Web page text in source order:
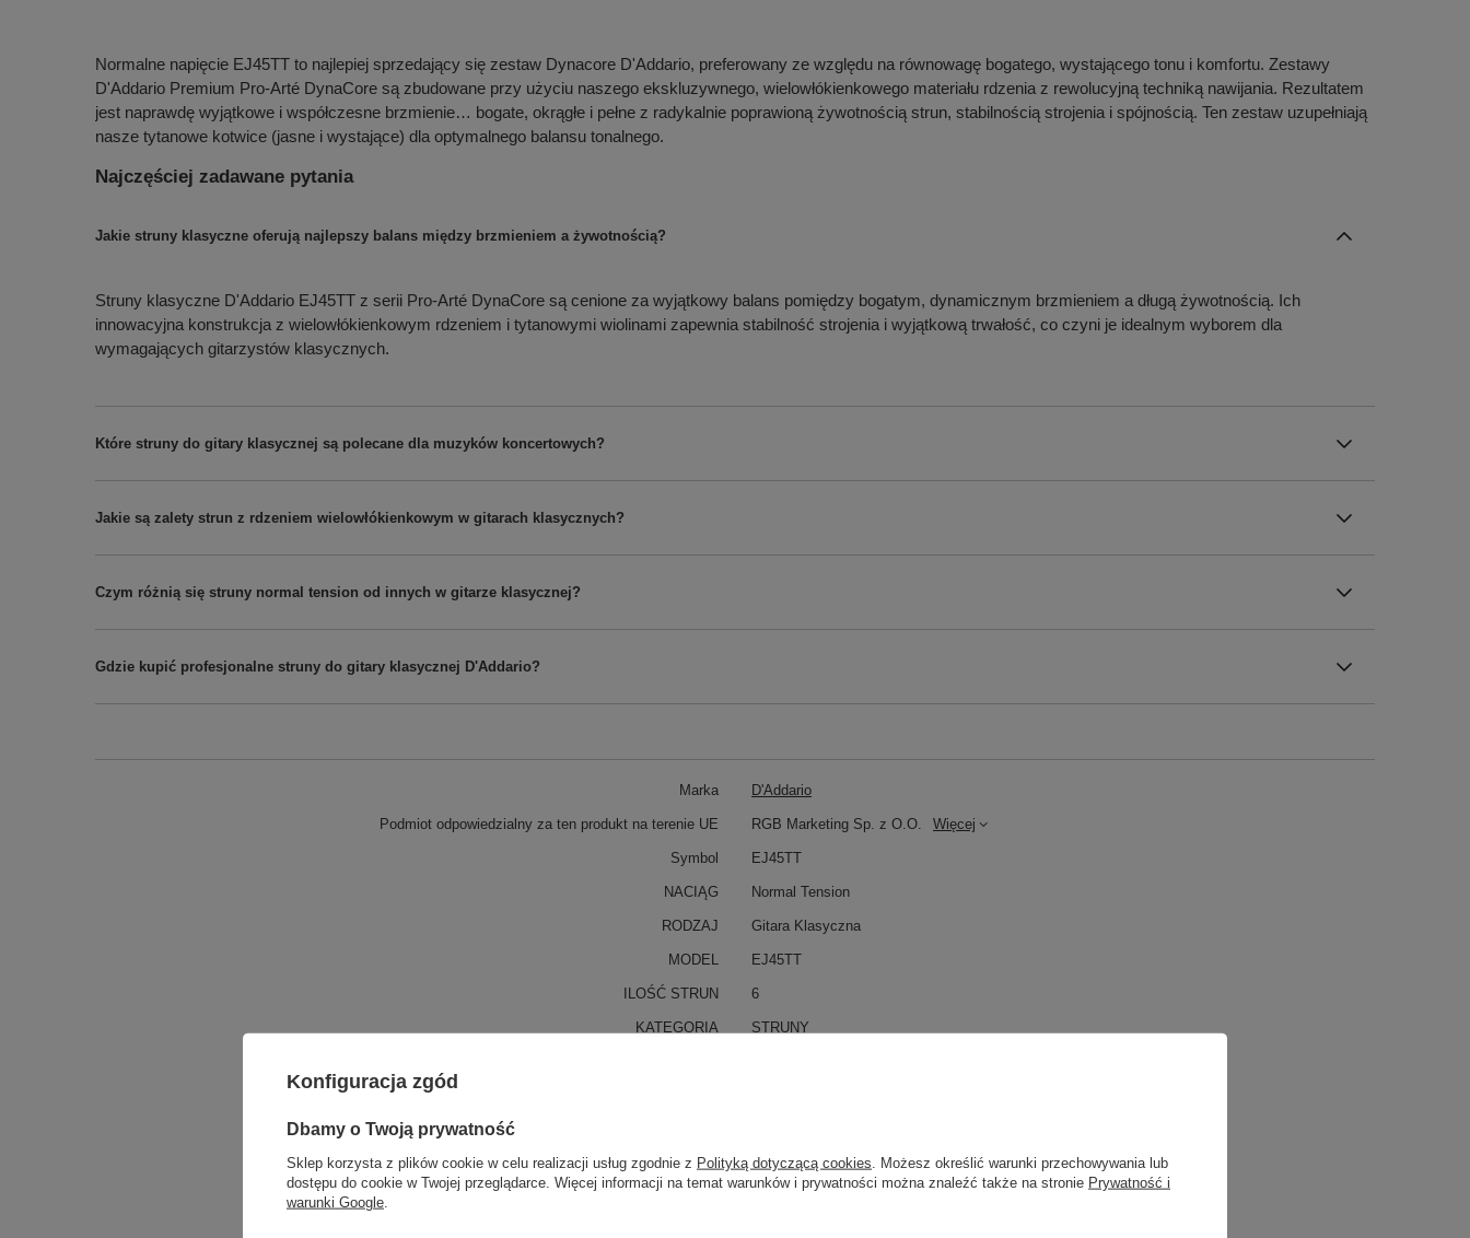
Normalne napięcie EJ45TT to najlepiej sprzedający się zestaw Dynacore D'Addario, preferowany ze względu na równowagę bogatego, wystającego tonu i komfortu. Zestawy
D'Addario Premium Pro-Arté DynaCore są zbudowane przy użyciu naszego ekskluzywnego, wielowłókienkowego materiału rdzenia z rewolucyjną techniką nawijania. Rezultatem
jest naprawdę wyjątkowe i współczesne brzmienie… bogate, okrągłe i pełne z radykalnie poprawioną żywotnością strun, stabilnością strojenia i spójnością. Ten zestaw uzupełniają
nasze tytanowe kotwice (jasne i wystające) dla optymalnego balansu tonalnego.
Najczęściej zadawane pytania
Jakie struny klasyczne oferują najlepszy balans między brzmieniem a żywotnością?
Struny klasyczne D'Addario EJ45TT z serii Pro-Arté DynaCore są cenione za wyjątkowy balans pomiędzy bogatym, dynamicznym brzmieniem a długą żywotnością. Ich
innowacyjna konstrukcja z wielowłókienkowym rdzeniem i tytanowymi wiolinami zapewnia stabilność strojenia i wyjątkową trwałość, co czyni je idealnym wyborem dla
wymagających gitarzystów klasycznych.
Które struny do gitary klasycznej są polecane dla muzyków koncertowych?
Jakie są zalety strun z rdzeniem wielowłókienkowym w gitarach klasycznych?
Czym różnią się struny normal tension od innych w gitarze klasycznej?
Gdzie kupić profesjonalne struny do gitary klasycznej D'Addario?
Marka D'Addario
Podmiot odpowiedzialny za ten produkt na terenie UE RGB Marketing Sp. z O.O. Więcej
Symbol EJ45TT
NACIĄG Normal Tension
RODZAJ Gitara Klasyczna
MODEL EJ45TT
ILOŚĆ STRUN 6
KATEGORIA
STRUNY
Parametry bezpieczeństwa Parametry bezpieczeństwa
Konfiguracja zgód
Dbamy o Twoją prywatność
Sklep korzysta z plików cookie w celu realizacji usług zgodnie z Polityką dotyczącą cookies . Możesz określić warunki przechowywania lub
dostępu do cookie w Twojej przeglądarce. Więcej informacji na temat warunków i prywatności można znaleźć także na stronie Prywatność i
warunki Google